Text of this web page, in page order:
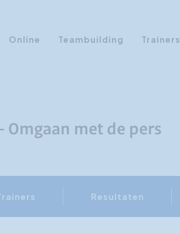
Online Teambuilding Trainers
met de pers
Resultaten